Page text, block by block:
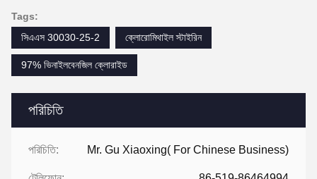
পরিচিতি
পরিচিতি: Mr. Gu Xiaoxing( For Chinese Business)
Tags:
সিএএস 30030-25-2
ক্লোরোমিথাইল স্টাইরিন
97% ভিনাইলবেনজিল ক্লোরাইড